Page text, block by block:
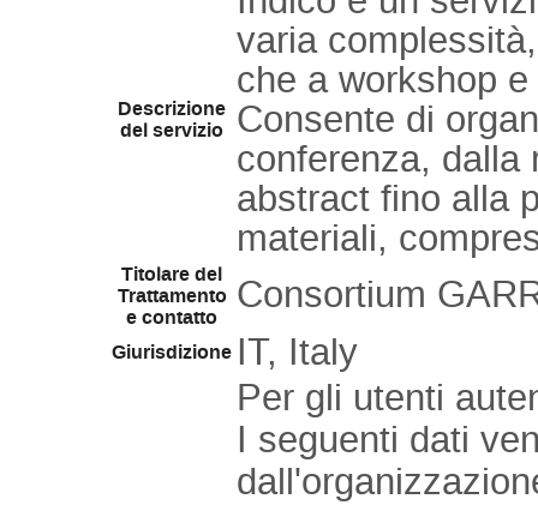
Descrizione
del servizio
varia
che a workshop
Consente di
conferenza, dalla
abstract fino alla
materiali,
Titolare del
Trattamento
e contatto
Consortium
Giurisdizione IT, Italy
Per gli utenti
I seguenti dati